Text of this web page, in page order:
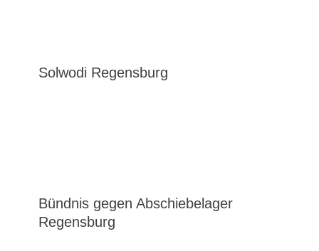
Solwodi Regensburg
Bündnis gegen Abschiebelager
Regensburg